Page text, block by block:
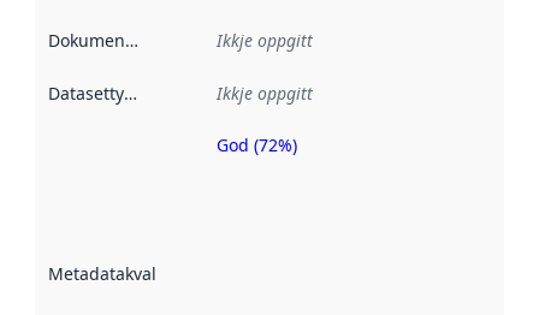
Dokumentasjon Ikkje oppgitt
Datasettype Ikkje oppgitt
Metadatakvalitet
Metadatakvalitet
God (72%)